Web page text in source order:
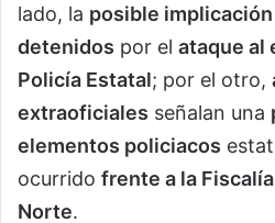
lado, la posible
detenidos por el ataque al
Policía Estatal; por el otro,
extraoficiales señalan una
elementos policiacos
ocurrido frente a la
Norte.